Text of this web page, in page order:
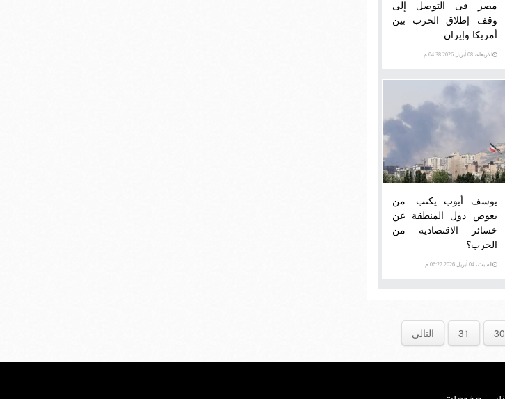
مصر فى التوصل إلى
وقف إطلاق الحرب بين
أمريكا وإيران
الأربعاء، 08 أبريل 2026 04:38 م
يوسف أيوب يكتب: من
يعوض دول المنطقة عن
خسائر الاقتصادية من
الحرب؟
السبت، 04 أبريل 2026 06:27 م
30
31 التالى